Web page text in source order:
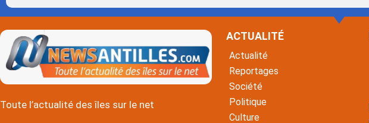
Toute l’actualité des îles sur le net
ACTUALITÉ
Actualité
Reportages
Société
Politique
Culture